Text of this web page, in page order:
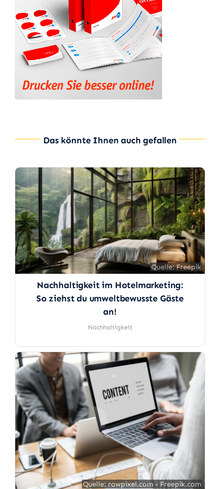
Das könnte Ihnen auch gefallen
Quelle: Freepik
Nachhaltigkeit im Hotelmarketing:
So ziehst du umweltbewusste Gäste
an!
Nachhaltigkeit
Quelle: rawpixel.com - Freepik.com